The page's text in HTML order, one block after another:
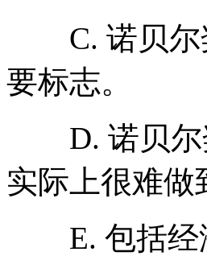
C. 诺贝尔
要标志。
D. 诺贝尔
实际上很难做
E. 包括经